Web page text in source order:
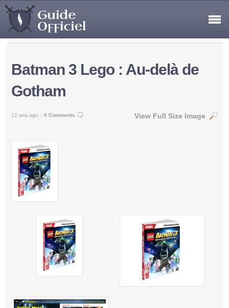
Batman 3 Lego : Au-delà de
Gotham
12 ans ago 0 Comments View Full Size Image